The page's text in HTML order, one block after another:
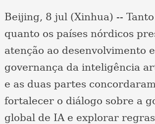
Beijing, 8 jul (Xinhua) --
quanto os países nórdicos
atenção ao desenvolvimento
governança da inteligência
e as duas partes
fortalecer o diálogo sobre a
global de IA e explorar